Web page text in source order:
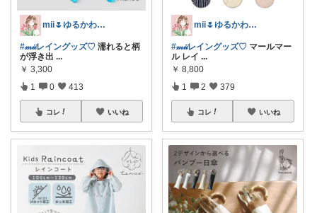
mii🌷ゆるかわアイテム探し🔍🫧
#𝓂𝒾𝒾レイングッズ♡ 濡れると柄
が浮き出 ...
￥ 3,300
1 0 413
コレ いいね
mii🌷ゆるかわアイテム探し🔍🫧
#𝓂𝒾𝒾レイングッズ♡ マールマー
ル レイ ...
￥ 8,800
1 2 379
コレ いいね